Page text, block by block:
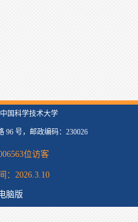
国科学技术大学
96 号，邮政编码：230026
位访客
： 2026.3.10
脑版